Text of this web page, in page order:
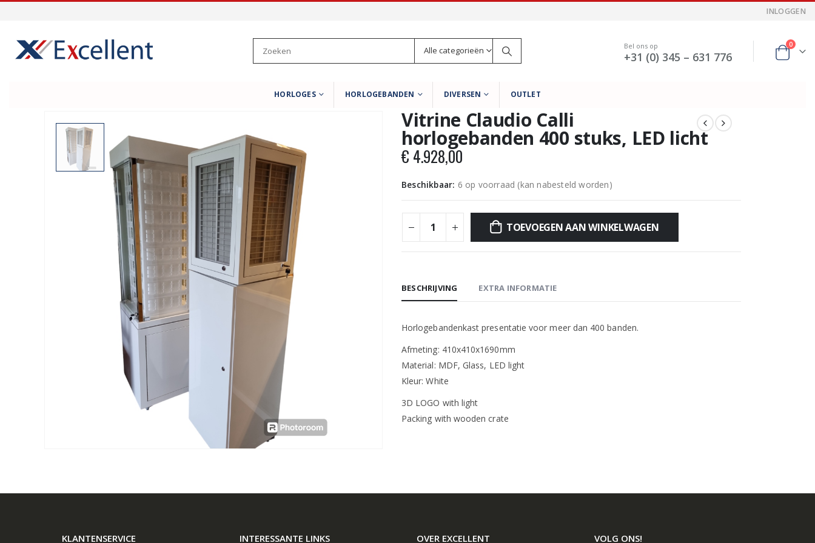
INLOGGEN
Alle categorieën Bel ons op
+31 (0) 345 – 631 776
0
HORLOGES HORLOGEBANDEN DIVERSEN OUTLET
Vitrine Claudio Calli
horlogebanden 400 stuks, LED licht
€ 4.928,00
Beschikbaar: 6 op voorraad (kan nabesteld worden)
TOEVOEGEN AAN WINKELWAGEN
BESCHRIJVING EXTRA INFORMATIE
Horlogebandenkast presentatie voor meer dan 400 banden.
Afmeting: 410x410x1690mm
Material: MDF, Glass, LED light
Kleur: White
3D LOGO with light
Packing with wooden crate
KLANTENSERVICE INTERESSANTE LINKS OVER EXCELLENT VOLG ONS!